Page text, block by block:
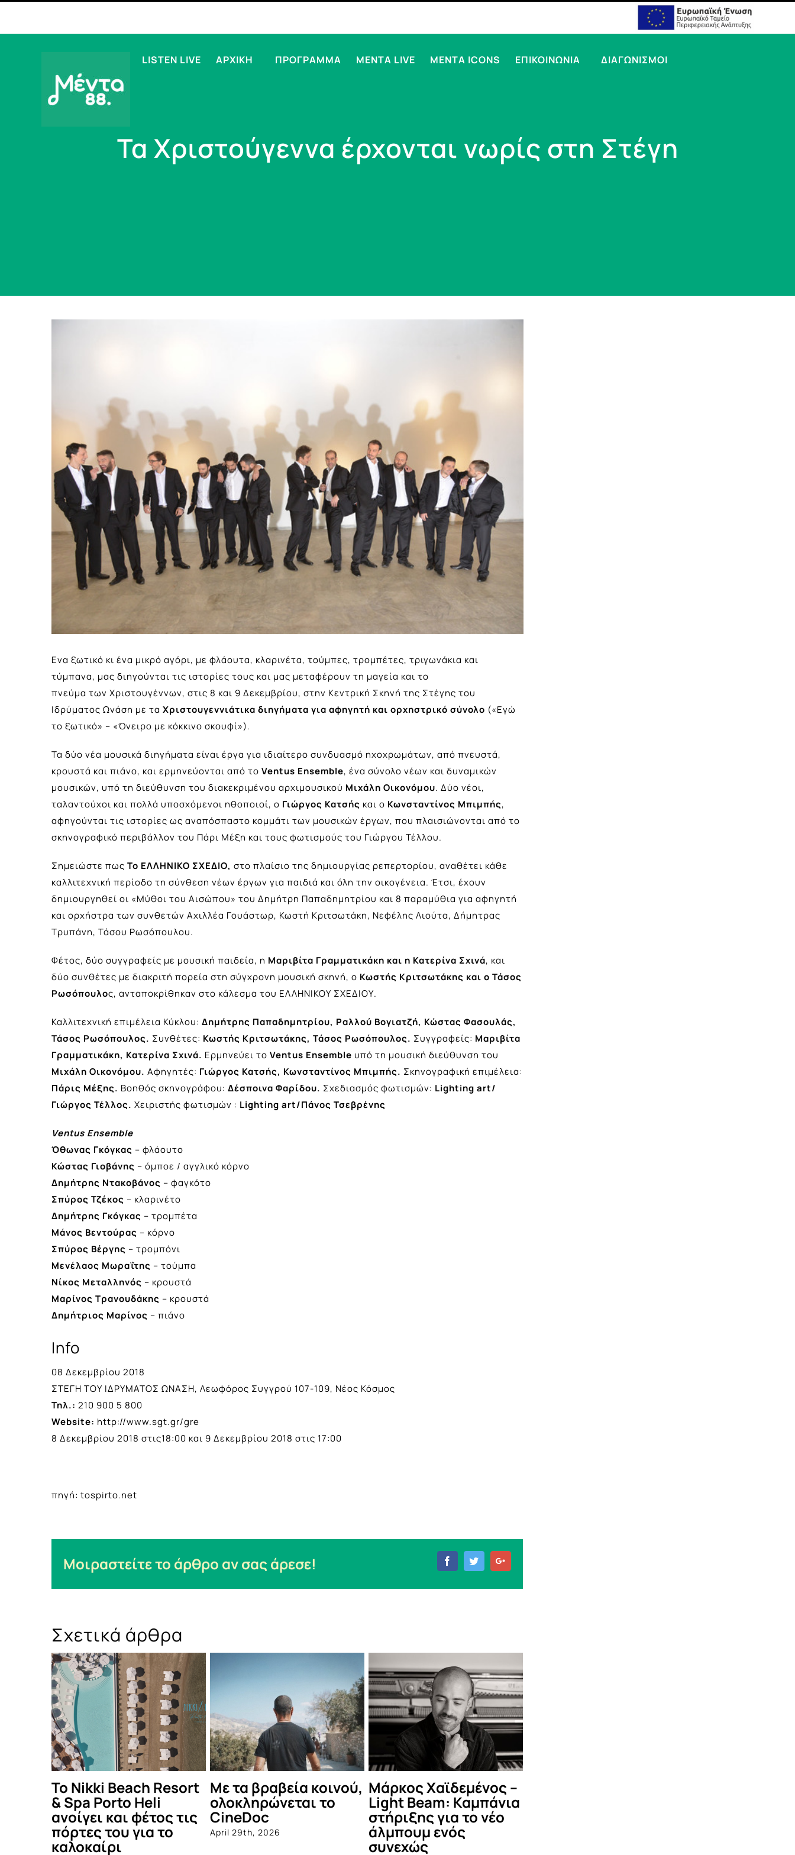
LISTEN LIVE ΑΡΧΙΚΗ ΠΡΟΓΡΑΜΜΑ MENTA LIVE MENTA ICONS ΕΠΙΚΟΙΝΩΝΙΑ ΔΙΑΓΩΝΙΣΜΟΙ
Τα Χριστούγεννα έρχονται νωρίς στη Στέγη
Ενα ξωτικό κι ένα μικρό αγόρι, με φλάουτα, κλαρινέτα, τούμπες, τρομπέτες, τριγωνάκια και
τύμπανα, μας διηγούνται τις ιστορίες τους και μας μεταφέρουν τη μαγεία και το
πνεύμα των Χριστουγέννων, στις 8 και 9 Δεκεμβρίου, στην Κεντρική Σκηνή της Στέγης του
Ιδρύματος Ωνάση με τα Χριστουγεννιάτικα διηγήματα για αφηγητή και ορχηστρικό σύνολο («Εγώ
το ξωτικό» – «Όνειρο με κόκκινο σκουφί»).
Τα δύο νέα μουσικά διηγήματα είναι έργα για ιδιαίτερο συνδυασμό ηχοχρωμάτων, από πνευστά,
κρουστά και πιάνο, και ερμηνεύονται από το Ventus Ensemble, ένα σύνολο νέων και δυναμικών
μουσικών, υπό τη διεύθυνση του διακεκριμένου αρχιμουσικού Μιχάλη Οικονόμου. Δύο νέοι,
ταλαντούχοι και πολλά υποσχόμενοι ηθοποιοί, ο Γιώργος Κατσής και ο Κωνσταντίνος Μπιμπής,
αφηγούνται τις ιστορίες ως αναπόσπαστο κομμάτι των μουσικών έργων, που πλαισιώνονται από το
σκηνογραφικό περιβάλλον του Πάρι Μέξη και τους φωτισμούς του Γιώργου Τέλλου.
Σημειώστε πως Το ΕΛΛΗΝΙΚΟ ΣΧΕΔΙΟ, στο πλαίσιο της δημιουργίας ρεπερτορίου, αναθέτει κάθε
καλλιτεχνική περίοδο τη σύνθεση νέων έργων για παιδιά και όλη την οικογένεια. Έτσι, έχουν
δημιουργηθεί οι «Μύθοι του Αισώπου» του Δημήτρη Παπαδημητρίου και 8 παραμύθια για αφηγητή
και ορχήστρα των συνθετών Αχιλλέα Γουάστωρ, Κωστή Κριτσωτάκη, Νεφέλης Λιούτα, Δήμητρας
Τρυπάνη, Τάσου Ρωσόπουλου.
Φέτος, δύο συγγραφείς με μουσική παιδεία, η Μαριβίτα Γραμματικάκη και η Κατερίνα Σχινά, και
δύο συνθέτες με διακριτή πορεία στη σύγχρονη μουσική σκηνή, ο Κωστής Κριτσωτάκης και ο Τάσος
Ρωσόπουλος, ανταποκρίθηκαν στο κάλεσμα του ΕΛΛΗΝΙΚΟΥ ΣΧΕΔΙΟΥ.
Καλλιτεχνική επιμέλεια Κύκλου: Δημήτρης Παπαδημητρίου, Ραλλού Βογιατζή, Κώστας Φασουλάς,
Τάσος Ρωσόπουλος. Συνθέτες: Κωστής Κριτσωτάκης, Τάσος Ρωσόπουλος. Συγγραφείς: Μαριβίτα
Γραμματικάκη, Κατερίνα Σχινά. Ερμηνεύει το Ventus Ensemble υπό τη μουσική διεύθυνση του
Μιχάλη Οικονόμου. Αφηγητές: Γιώργος Κατσής, Κωνσταντίνος Μπιμπής. Σκηνογραφική επιμέλεια:
Πάρις Μέξης. Βοηθός σκηνογράφου: Δέσποινα Φαρίδου. Σχεδιασμός φωτισμών: Lighting art/
Γιώργος Τέλλος. Χειριστής φωτισμών : Lighting art/Πάνος Τσεβρένης
Ventus Ensemble
Όθωνας Γκόγκας – φλάουτο
Κώστας Γιοβάνης – όμποε / αγγλικό κόρνο
Δημήτρης Ντακοβάνος – φαγκότο
Σπύρος Τζέκος – κλαρινέτο
Δημήτρης Γκόγκας – τρομπέτα
Μάνος Βεντούρας – κόρνο
Σπύρος Βέργης – τρομπόνι
Μενέλαος Μωραΐτης – τούμπα
Νίκος Μεταλληνός – κρουστά
Μαρίνος Τρανουδάκης – κρουστά
Δημήτριος Μαρίνος – πιάνο
Info
08 Δεκεμβρίου 2018
ΣΤΕΓΗ ΤΟΥ ΙΔΡΥΜΑΤΟΣ ΩΝΑΣΗ, Λεωφόρος Συγγρού 107-109, Νέος Κόσμος
Τηλ.: 210 900 5 800
Website: http://www.sgt.gr/gre
8 Δεκεμβρίου 2018 στις18:00 και 9 Δεκεμβρίου 2018 στις 17:00
πηγή: tospirto.net
Μοιραστείτε το άρθρο αν σας άρεσε! FacebookTwitter
Σχετικά άρθρα
Resort
φέτος τις
για το
Με τα βραβεία κοινού,
ολοκληρώνεται το
CineDoc
April 29th, 2026
Μάρκος Χαϊδεμένος –
Light Beam: Καμπάνια
στήριξης για το νέο
άλμπουμ ενός
Δες τι έγινε στο
καλοκαιρινό Μέντα
Πάρτυ!
July 12th, 2025